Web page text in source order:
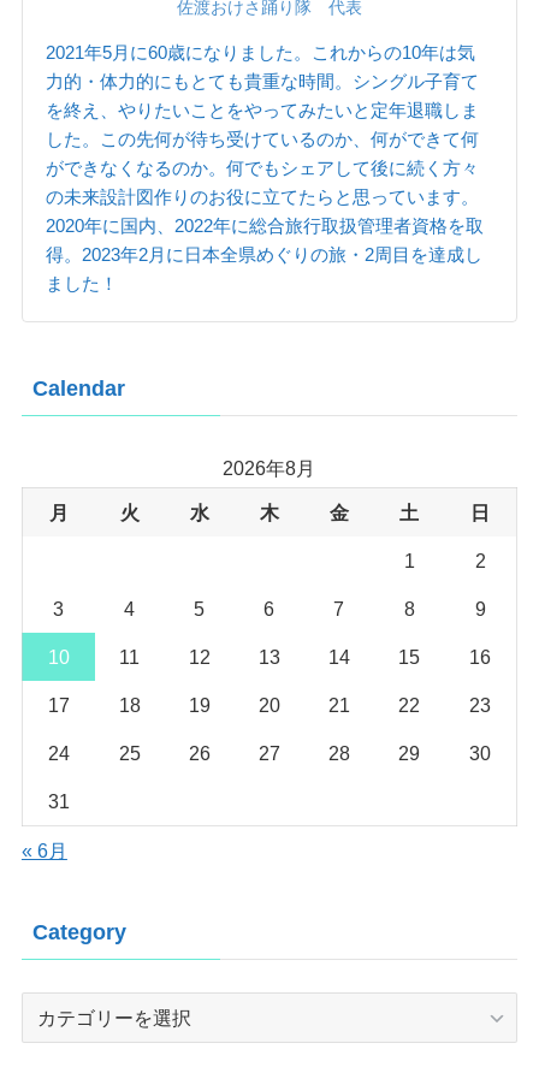
佐渡おけさ踊り隊 代表
2021年5月に60歳になりました。これからの10年は気
力的・体力的にもとても貴重な時間。シングル子育て
を終え、やりたいことをやってみたいと定年退職しま
した。この先何が待ち受けているのか、何ができて何
ができなくなるのか。何でもシェアして後に続く方々
の未来設計図作りのお役に立てたらと思っています。
2020年に国内、2022年に総合旅行取扱管理者資格を取
得。2023年2月に日本全県めぐりの旅・2周目を達成し
ました！
Calendar
2026年8月
月 火 水 木 金 土 日
1 2
3 4 5 6 7 8 9
10 11 12 13 14 15 16
17 18 19 20 21 22 23
24 25 26 27 28 29 30
31
« 6月
Category
Category